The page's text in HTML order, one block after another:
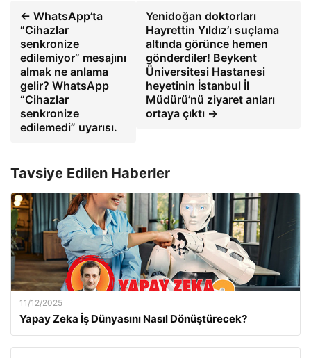
← WhatsApp’ta
“Cihazlar
senkronize
edilemiyor” mesajını
almak ne anlama
gelir? WhatsApp
“Cihazlar
senkronize
edilemedi” uyarısı.
Yenidoğan doktorları
Hayrettin Yıldız’ı suçlama
altında görünce hemen
gönderdiler! Beykent
Üniversitesi Hastanesi
heyetinin İstanbul İl
Müdürü’nü ziyaret anları
ortaya çıktı →
Tavsiye Edilen Haberler
11/12/2025
Yapay Zeka İş Dünyasını Nasıl Dönüştürecek?